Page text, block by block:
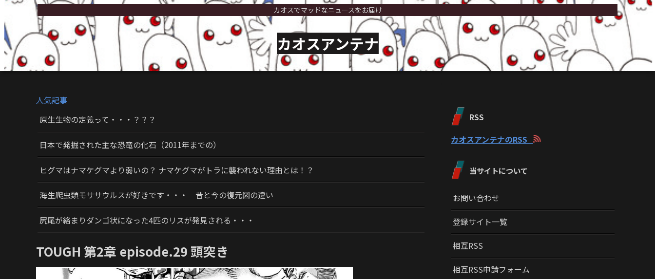
カオスでマッドなニュースをお届け
カオスアンテナ
人気記事
原生生物の定義って・・・？？？
日本で発掘された主な恐竜の化石（2011年までの）
ヒグマはナマケグマより弱いの？ ナマケグマがトラに襲われない理由とは！？
海生爬虫類モササウルスが好きです・・・ 昔と今の復元図の違い
尻尾が絡まりダンゴ状になった4匹のリスが発見される・・・
TOUGH 第2章 episode.29 頭突き
RSS
カオスアンテナのRSS
当サイトについて
お問い合わせ
登録サイト一覧
相互RSS
相互RSS申請フォーム